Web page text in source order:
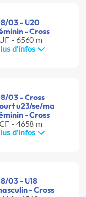
03 - U20
- Cross
- 6560 m
d'infos
03 - Cross
u23/se/ma
- Cross
- 4658 m
d'infos
03 - U18
- Cross